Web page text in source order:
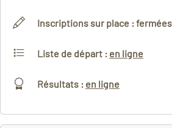
Inscriptions sur place : fermées
Liste de départ : en ligne
Résultats : en ligne